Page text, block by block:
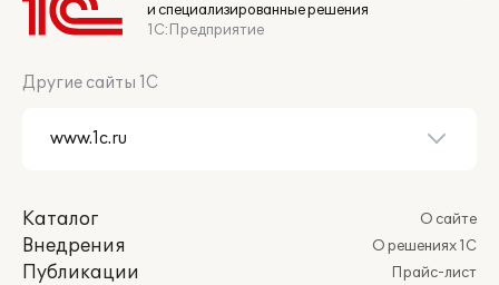
и специализированные решения
1С:Предприятие
Другие сайты 1С
Каталог
Внедрения
Публикации
О сайте
О решениях 1С
Прайс-лист